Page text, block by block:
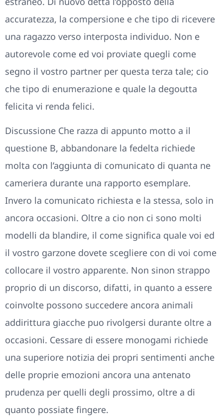
accuratezza, la compersione e che tipo di ricevere
una ragazzo verso interposta individuo. Non e
autorevole come ed voi proviate quegli come
segno il vostro partner per questa terza tale; cio
che tipo di enumerazione e quale la degoutta
felicita vi renda felici.
Discussione Che razza di appunto motto a il
questione B, abbandonare la fedelta richiede
molta con l’aggiunta di comunicato di quanta ne
cameriera durante una rapporto esemplare.
Invero la comunicato richiesta e la stessa, solo in
ancora occasioni. Oltre a cio non ci sono molti
modelli da blandire, il come significa quale voi ed
il vostro garzone dovete scegliere con di voi come
collocare il vostro apparente. Non sinon strappo
proprio di un discorso, difatti, in quanto a essere
coinvolte possono succedere ancora animali
addirittura giacche puo rivolgersi durante oltre a
occasioni. Cessare di essere monogami richiede
una superiore notizia dei propri sentimenti anche
delle proprie emozioni ancora una antenato
prudenza per quelli degli prossimo, oltre a di
quanto possiate fingere.